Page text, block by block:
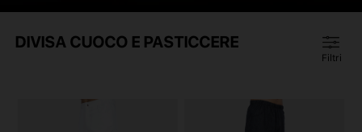
DIVISA CUOCO E PASTICCERE
Filtri